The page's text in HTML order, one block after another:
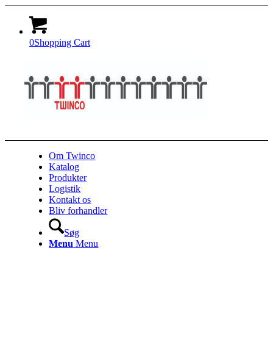
0Shopping Cart
Om Twinco
Katalog
Produkter
Logistik
Kontakt os
Bliv forhandler
Søg
Menu Menu